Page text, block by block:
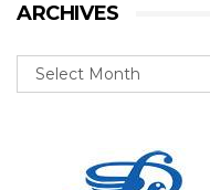
ARCHIVES